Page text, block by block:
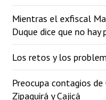
Mientras el exfiscal
Duque dice que no
Los retos y los
Preocupa contagios
Zipaquirá y Cajicá